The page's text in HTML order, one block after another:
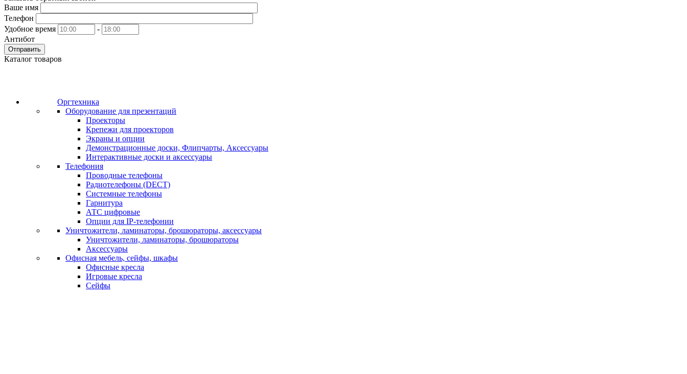
Ваше имя
Телефон
Удобное время
-
Антибот
Отправить
Каталог товаров
Оргтехника
Оборудование для презентаций
Проекторы
Крепежи для проекторов
Экраны и опции
Демонстрационные доски, Флипчарты, Аксессуары
Интерактивные доски и аксессуары
Телефония
Проводные телефоны
Радиотелефоны (DECT)
Системные телефоны
Гарнитура
АТС цифровые
Опции для IP-телефонии
Уничтожители, ламинаторы, брошюраторы, аксессуары
Уничтожители, ламинаторы, брошюраторы
Аксессуары
Офисная мебель, сейфы, шкафы
Офисные кресла
Игровые кресла
Сейфы